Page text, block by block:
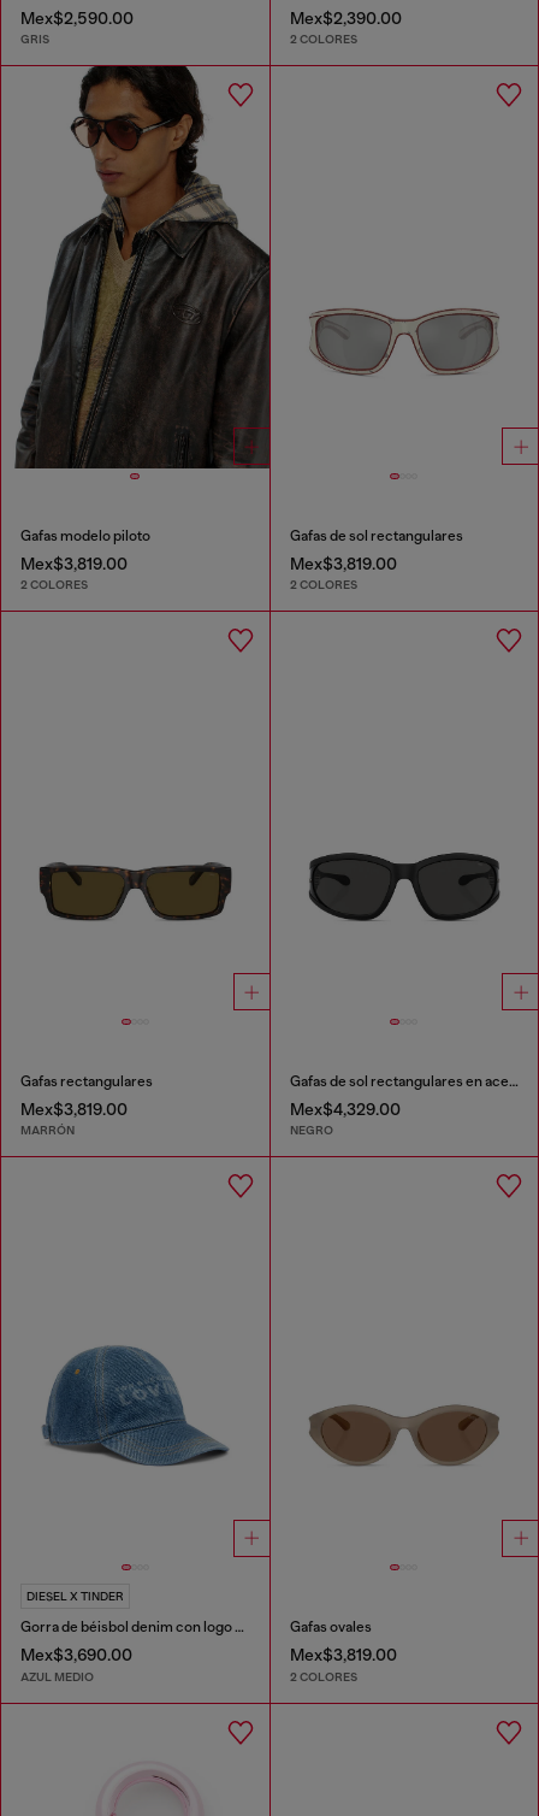
Mex$2,590.00
GRIS
Mex$2,390.00
2 COLORES
Gafas modelo piloto
Mex$3,819.00
2 COLORES
Gafas de sol rectangulares
Mex$3,819.00
2 COLORES
Gafas rectangulares
Mex$3,819.00
MARRÓN
Gafas de sol rectangulares en acetato
Mex$4,329.00
NEGRO
DIESEL X TINDER
Gorra de béisbol denim con logo For Successful Loving
Mex$3,690.00
AZUL MEDIO
Gafas ovales
Mex$3,819.00
2 COLORES